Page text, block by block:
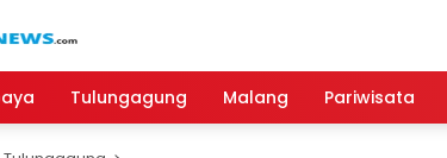
Tulungagung Malang Pariwisata